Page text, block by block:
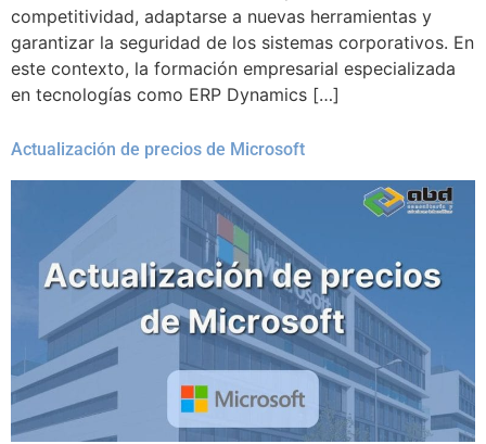
competitividad, adaptarse a nuevas herramientas y
garantizar la seguridad de los sistemas corporativos. En
este contexto, la formación empresarial especializada
en tecnologías como ERP Dynamics […]
Actualización de precios de Microsoft